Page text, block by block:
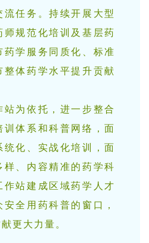
流任务。持续开展大型
师规范化培训及基层药
药学服务同质化、标准
整体药学水平提升贡献
站为依托，进一步整合
训体系和科普网络，面
统化、实战化培训，面
样、内容精准的药学科
作站建成区域药学人才
全用药科普的窗口，
更大力量。